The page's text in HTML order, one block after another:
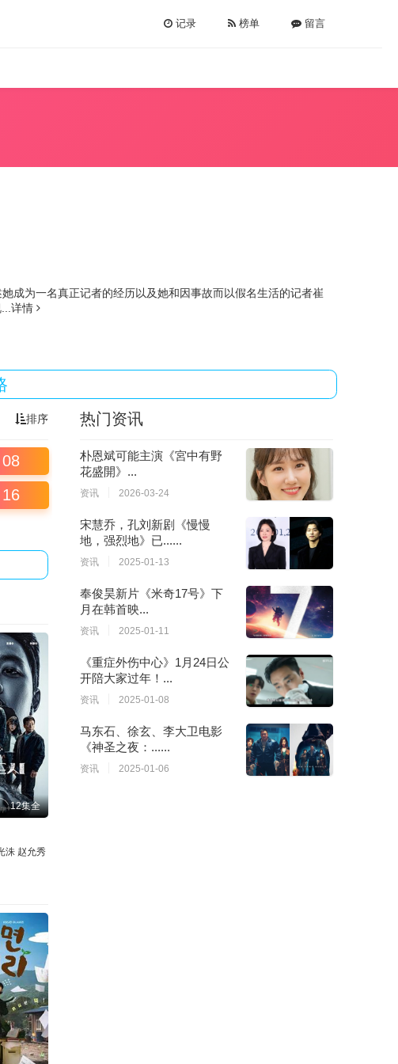
记录 榜单 留言
成为一名真正记者的经历以及她和因事故而以假名生活的记者崔
详情
排序
08
16
12集全
洙 赵允秀
热门资讯
朴恩斌可能主演《宮中有野
花盛開》...
资讯 2026-03-24
宋慧乔，孔刘新剧《慢慢
地，强烈地》已......
资讯 2025-01-13
奉俊昊新片《米奇17号》下
月在韩首映...
资讯 2025-01-11
《重症外伤中心》1月24日公
开陪大家过年！...
资讯 2025-01-08
马东石、徐玄、李大卫电影
《神圣之夜：......
资讯 2025-01-06